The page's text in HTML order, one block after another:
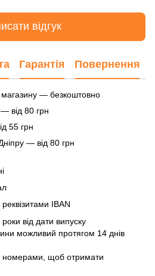
відгук
Гарантія Повернення
— безкоштовно
від 80 грн
55 грн
— від 80 грн
реквізитами IBAN
від дати випуску
можливий протягом 14 днів
номерами, щоб отримати